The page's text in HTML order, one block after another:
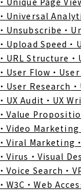
・Universal
・Unsubscribe ・
・Upload Speed ・
・URL Structure
・User Flow ・
・User Research
・UX Audit ・UX
・Value
・Video Marketing
・Viral Marketing
・Virus ・Visual
・Voice Search ・
・W3C ・Web